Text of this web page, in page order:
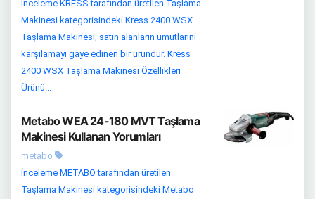
İnceleme KRESS tarafından üretilen Taşlama
Makinesi kategorisindeki Kress 2400 WSX
Taşlama Makinesi, satın alanların umutlarını
karşılamayı gaye edinen bir üründür. Kress
2400 WSX Taşlama Makinesi Özellikleri
Ürünü...
Metabo WEA 24-180 MVT Taşlama
Makinesi Kullanan Yorumları
metabo
İnceleme METABO tarafından üretilen
Taşlama Makinesi kategorisindeki Metabo